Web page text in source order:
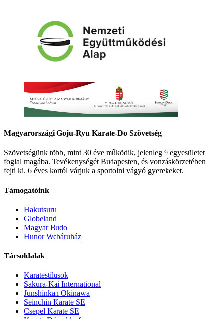
Magyarországi Goju-Ryu Karate-Do Szövetség
Szövetségünk több, mint 30 éve működik, jelenleg 9 egyesületet
foglal magába. Tevékenységét Budapesten, és vonzáskörzetében
fejti ki. 6 éves kortól várjuk a sportolni vágyó gyerekeket.
Támogatóink
Hakutsuru
Globeland
Magyar Budo
Hunor Webáruház
Társoldalak
Karatestílusok
Sakura-Kai International
Junshinkan Okinawa
Seinchin Karate SE
Csepel Karate SE